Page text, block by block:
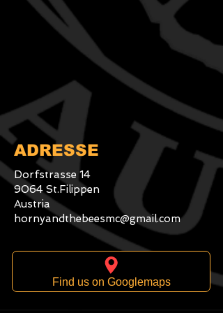
vorgeschrieben und eine gute
Möglichkeit, das Vertrauen deiner
Kunden zu gewinnen.
ADRESSE
Dorfstrasse 14
9064 St.Filippen
Austria
hornyandthebeesmc@gmail.com
Find us on Googlemaps